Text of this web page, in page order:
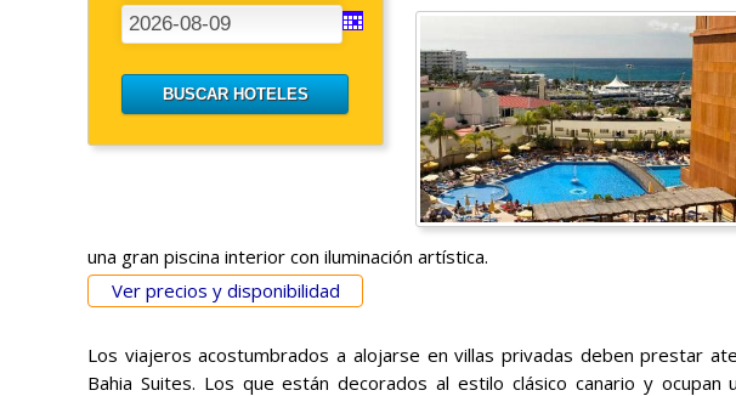
una gran piscina interior con iluminación artística.
Ver precios y disponibilidad
Los viajeros acostumbrados a alojarse en villas privadas deben prestar
Bahia Suites. Los que están decorados al estilo clásico canario y